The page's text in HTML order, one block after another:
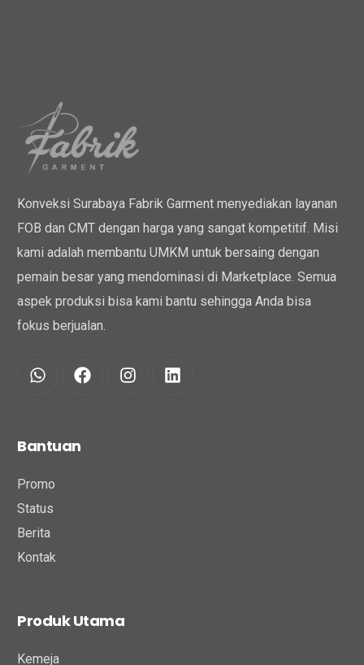
Konveksi Surabaya Fabrik Garment menyediakan layanan
FOB dan CMT dengan harga yang sangat kompetitif. Misi
kami adalah membantu UMKM untuk bersaing dengan
pemain besar yang mendominasi di Marketplace. Semua
aspek produksi bisa kami bantu sehingga Anda bisa
fokus berjualan.
Bantuan
Promo
Status
Berita
Kontak
Produk Utama
Kemeja